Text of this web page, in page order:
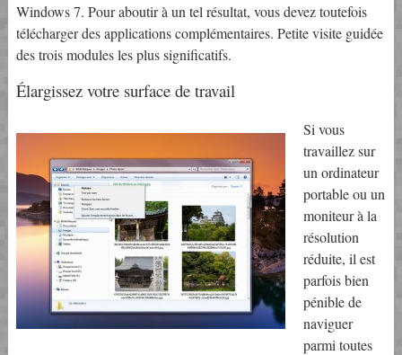
Windows 7. Pour aboutir à un tel résultat, vous devez toutefois
télécharger des applications complémentaires. Petite visite guidée
des trois modules les plus significatifs.
Élargissez votre surface de travail
Si vous
travaillez sur
un ordinateur
portable ou un
moniteur à la
résolution
réduite, il est
parfois bien
pénible de
naviguer
parmi toutes